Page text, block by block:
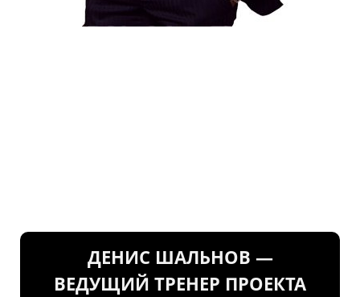
ДЕНИС ШАЛЬНОВ —
ВЕДУЩИЙ ТРЕНЕР ПРОЕКТА